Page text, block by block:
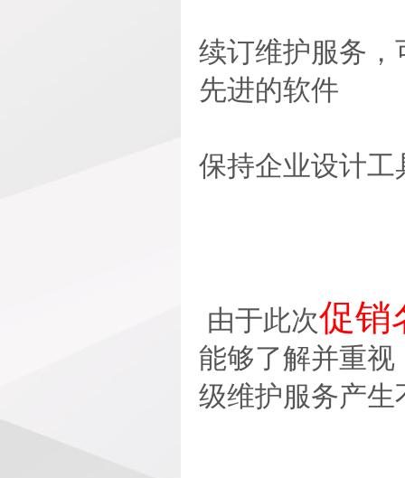
续订维护服务
先进的软件
保持企业设计
由于此次促销
能够了解并重
级维护服务产